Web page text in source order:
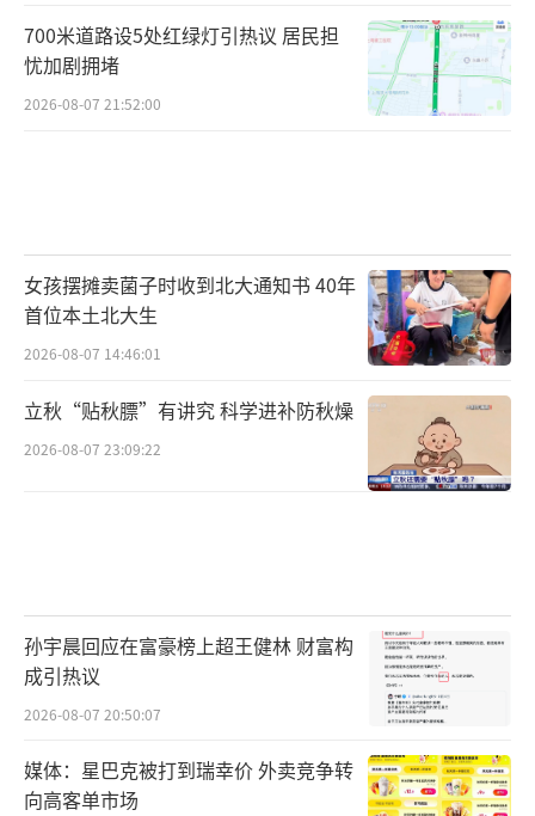
700米道路设5处红绿灯引热议 居民担
忧加剧拥堵
2026-08-07 21:52:00
女孩摆摊卖菌子时收到北大通知书 40年
首位本土北大生
2026-08-07 14:46:01
立秋“贴秋膘”有讲究 科学进补防秋燥
2026-08-07 23:09:22
孙宇晨回应在富豪榜上超王健林 财富构
成引热议
2026-08-07 20:50:07
媒体：星巴克被打到瑞幸价 外卖竞争转
向高客单市场